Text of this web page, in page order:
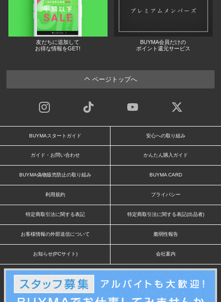
友だちに追加して
お得な情報をGET!
BUYMA会員だけの
ポイント還元サービス
ページトップへ
BUYMAスタートガイド 安心への取り組み
ガイド・お問い合わせ かんたん購入ガイド
BUYMA偽物販売防止の取り組み BUYMA CARD
利用規約 プライバシー
特定商取引法に関する表記 特定商取引法に関する表記(出品者)
お客様情報の外部送信について 脆弱性報告
お知らせ(PCサイト) 会社案内